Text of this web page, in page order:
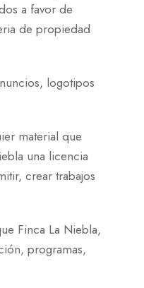
a favor de
de propiedad
logotipos
material que
una licencia
crear trabajos
Finca La Niebla,
programas,